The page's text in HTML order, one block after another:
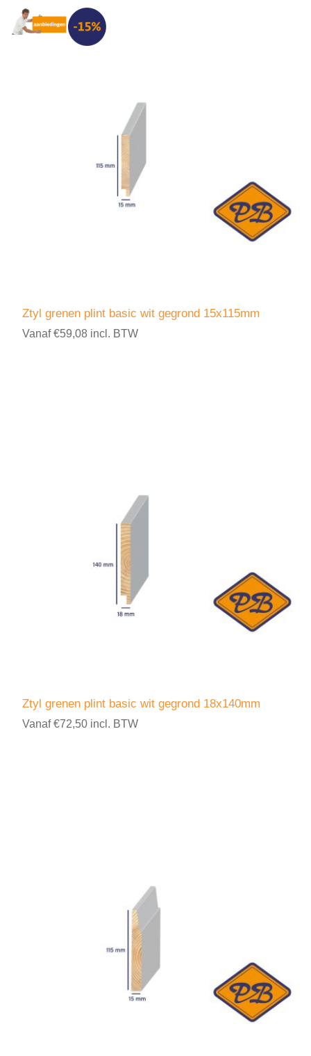
Ztyl grenen plint basic wit gegrond 15x115mm
Vanaf €59,08 incl. BTW
Ztyl grenen plint basic wit gegrond 18x140mm
Vanaf €72,50 incl. BTW